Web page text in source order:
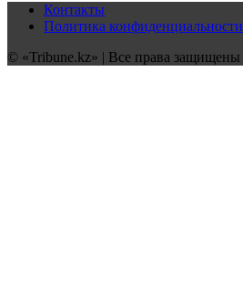
Контакты
Политика конфиденциальности
© «Tribune.kz» | Все права защищены